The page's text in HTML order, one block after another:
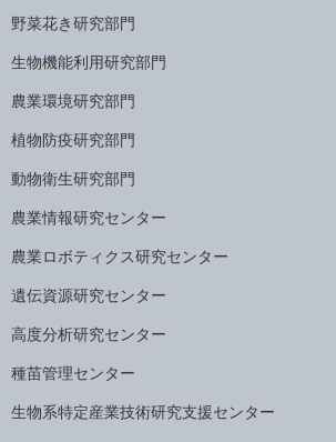
野菜花き研究部門
生物機能利用研究部門
農業環境研究部門
植物防疫研究部門
動物衛生研究部門
農業情報研究センター
農業ロボティクス研究センター
遺伝資源研究センター
高度分析研究センター
種苗管理センター
生物系特定産業技術研究支援センター